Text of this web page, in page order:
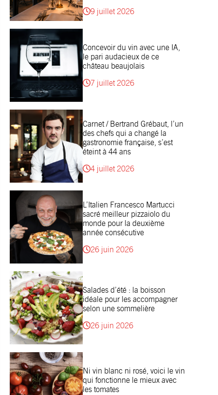
9 juillet 2026
Concevoir du vin avec une IA,
le pari audacieux de ce
château beaujolais
7 juillet 2026
Carnet / Bertrand Grébaut, l’un
des chefs qui a changé la
gastronomie française, s’est
éteint à 44 ans
4 juillet 2026
L’Italien Francesco Martucci
sacré meilleur pizzaiolo du
monde pour la deuxième
année consécutive
26 juin 2026
Salades d’été : la boisson
idéale pour les accompagner
selon une sommelière
26 juin 2026
Ni vin blanc ni rosé, voici le vin
qui fonctionne le mieux avec
les tomates